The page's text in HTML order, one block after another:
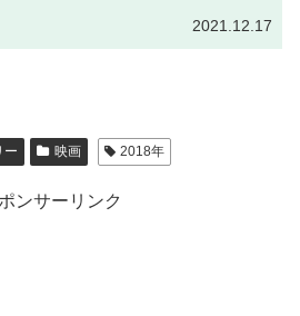
2021.12.17
ー 映画 2018年
ンサーリンク